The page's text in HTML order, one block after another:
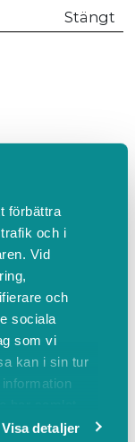
förbättra
och i
Vid
och
sociala
som vi
kan i sin tur
Visa detaljer
Stängt
på